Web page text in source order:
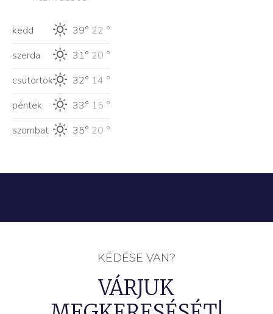
kedd 39° 22 °
szerda
31° 20 °
csütörtök
32° 14 °
péntek
33° 15 °
szombat
35° 20 °
KÉDÉSE VAN?
VÁRJUK